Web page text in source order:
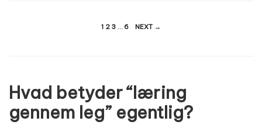
Indlægsinddeling
1 2 3 … 6 NEXT →
Hvad betyder “læring
gennem leg” egentlig?